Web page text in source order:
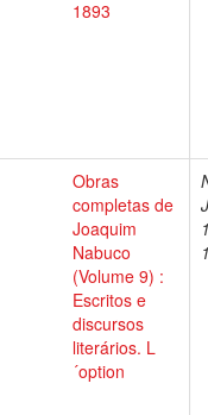
1893
Obras
completas de
Joaquim
Nabuco
(Volume 9) :
Escritos e
discursos
literários. L
´option